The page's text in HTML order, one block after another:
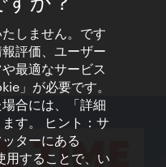
しません。です
評価、ユーザー
最適なサービス
」が必要です。
合には、「詳細
す。 ヒント：サ
ターにある
用することで、い